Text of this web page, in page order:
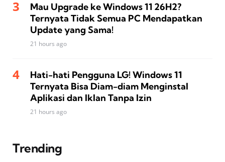
Mau Upgrade ke Windows 11 26H2?
Ternyata Tidak Semua PC Mendapatkan
Update yang Sama!
21 hours ago
Hati-hati Pengguna LG! Windows 11
Ternyata Bisa Diam-diam Menginstal
Aplikasi dan Iklan Tanpa Izin
21 hours ago
Trending